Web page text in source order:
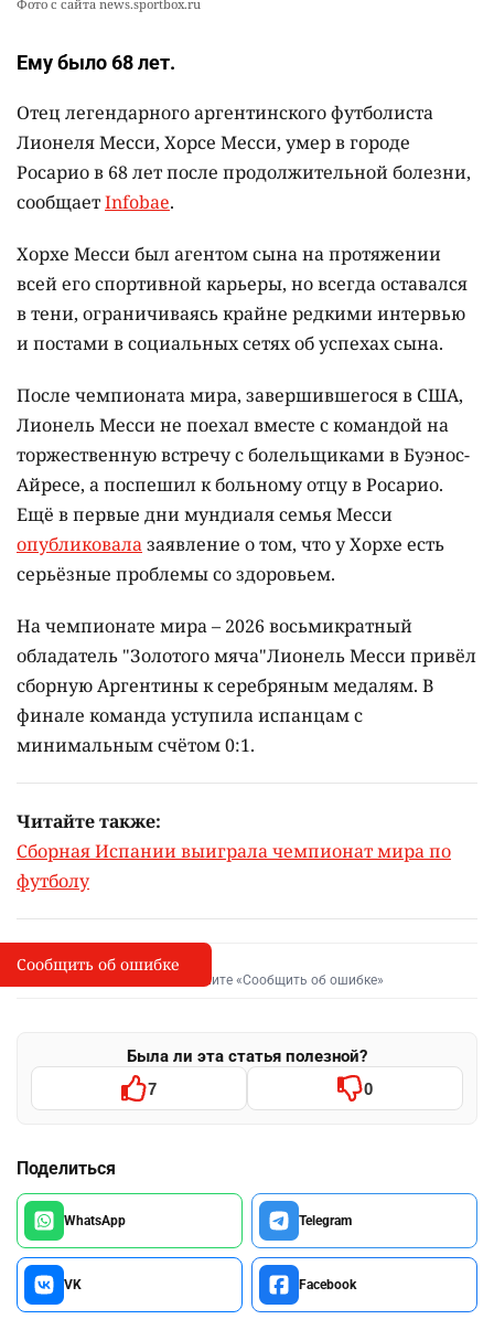
Фото с сайта news.sportbox.ru
Ему было 68 лет.
Отец легендарного аргентинского футболиста
Лионеля Месси, Хорсе Месси, умер в городе
Росарио в 68 лет после продолжительной болезни,
сообщаетInfobae.
Хорхе Месси был агентом сына на протяжении
всей его спортивной карьеры, но всегда оставался
в тени, ограничиваясь крайне редкими интервью
и постами в социальных сетях об успехах сына.
После чемпионата мира, завершившегося в США,
Лионель Месси не поехал вместе с командой на
торжественную встречу с болельщиками в Буэнос-
Айресе, а поспешил к больному отцу в Росарио.
Ещё в первые дни мундиаля семья Месси
опубликовалазаявление о том, что у Хорхе есть
серьёзные проблемы со здоровьем.
На чемпионате мира – 2026 восьмикратный
обладатель "Золотого мяча"Лионель Месси привёл
сборную Аргентины к серебряным медалям. В
финале команда уступила испанцам с
минимальным счётом 0:1.
Читайте также:
Сборная Испании выиграла чемпионат мира по
футболу
I
Сообщить об опечатке
Выделите фрагмент и нажмите «Сообщить об ошибке»
Была ли эта статья полезной?
7 0
Поделиться
WhatsApp Telegram
VK Facebook
Сообщить об ошибке